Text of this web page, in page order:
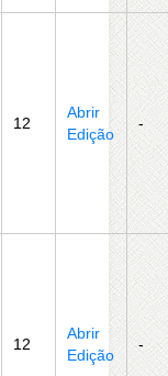
12
Abrir
Edição
-
12
Abrir
Edição
-